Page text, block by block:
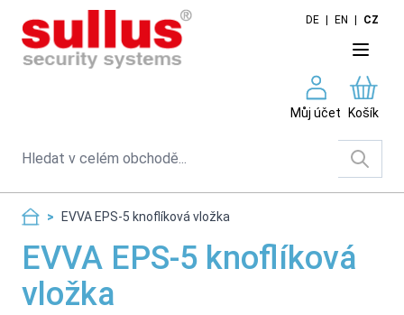
Skip to Content
DE EN CZ
Můj účet Košík
Search
> EVVA EPS-5 knoflíková vložka
EVVA EPS-5 knoflíková
vložka